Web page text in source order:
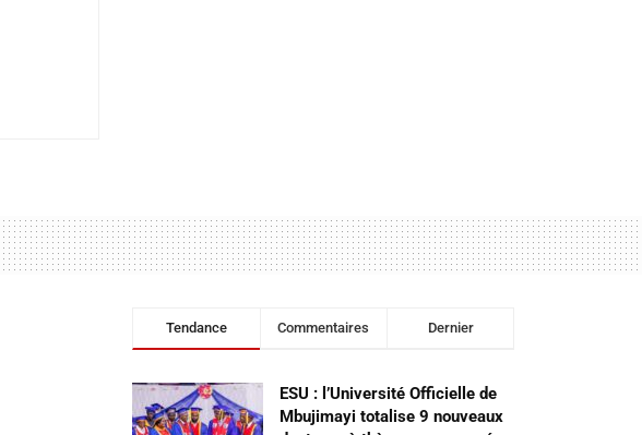
Tendance Commentaires Dernier
ESU : l’Université Officielle de
Mbujimayi totalise 9 nouveaux